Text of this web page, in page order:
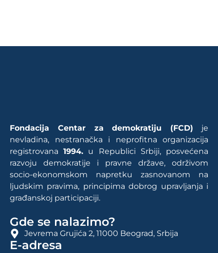
Fondacija Centar za demokratiju (FCD) je
nevladina, nestranačka i neprofitna organizacija
registrovana1994. u Republici Srbiji, posvećena
razvoju demokratije i pravne države, održivom
socio-ekonomskom napretku zasnovanom na
ljudskim pravima, principima dobrog upravljanja i
građanskoj participaciji.
Gde se nalazimo?
Jevrema Grujića 2, 11000 Beograd, Srbija
E-adresa